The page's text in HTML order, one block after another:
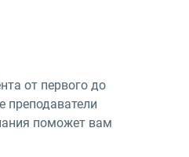
от первого до
преподаватели
поможет вам